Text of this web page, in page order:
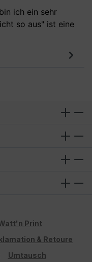
ich ein sehr
so aus" ist eine
Print
& Retoure
Umtausch